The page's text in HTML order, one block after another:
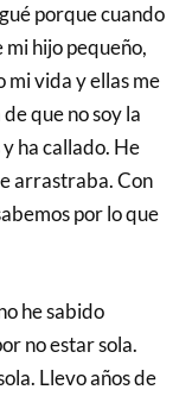
porque cuando
hijo pequeño,
mi vida y ellas me
que no soy la
ha callado. He
arrastraba. Con
por lo que
he sabido
no estar sola.
Llevo años de